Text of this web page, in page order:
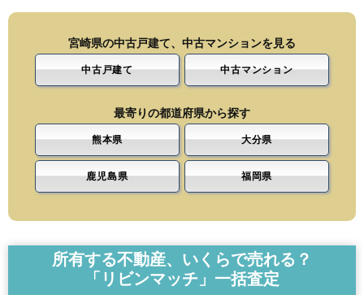
宮崎県の中古戸建て、中古マンションを見る
中古戸建て 中古マンション
最寄りの都道府県から探す
熊本県 大分県
鹿児島県 福岡県
所有する不動産、いくらで売れる？
「リビンマッチ」一括査定